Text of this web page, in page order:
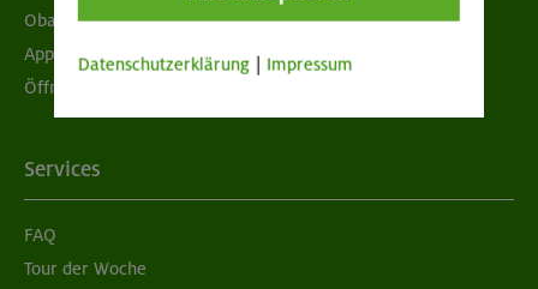
Obacht geben!
App "Mein DAV+"
Öffnungszeiten
Services
FAQ
Tour der Woche
Datenschutzerklärung Impressum